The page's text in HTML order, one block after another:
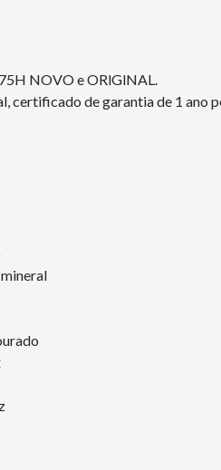
NOVO e ORlGlNAL.
certificado de garantia de 1 ano